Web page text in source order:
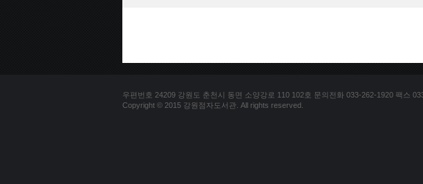
우편번호 24209 강원도 춘천시 동면 소양강로 110 102호 문의전화 033-262-1920 팩스
Copyright © 2015 강원점자도서관. All rights reserved.